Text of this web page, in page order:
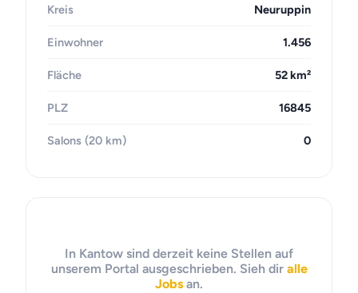
Kreis Neuruppin
Einwohner 1.456
Fläche 52 km²
PLZ 16845
Salons (20 km) 0
In Kantow sind derzeit keine Stellen auf
unserem Portal ausgeschrieben. Sieh dir alle
Jobs an.